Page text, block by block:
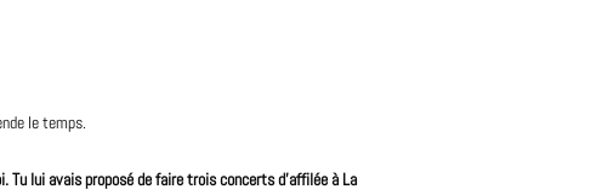
le temps.
Tu lui avais proposé de faire troisconcertsd’affilée à La